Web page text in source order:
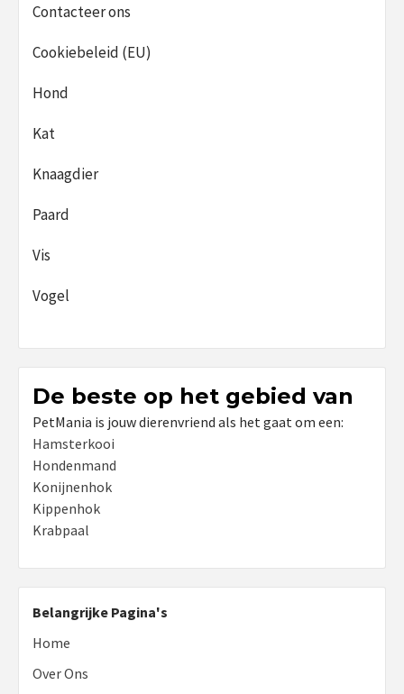
Contacteer ons
Cookiebeleid (EU)
Hond
Kat
Knaagdier
Paard
Vis
Vogel
De beste op het gebied van
PetMania is jouw dierenvriend als het gaat om een:
Hamsterkooi
Hondenmand
Konijnenhok
Kippenhok
Krabpaal
Belangrijke Pagina's
Home
Over Ons